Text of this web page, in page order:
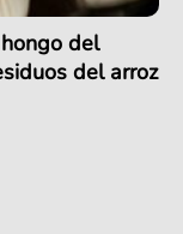
del
del arroz